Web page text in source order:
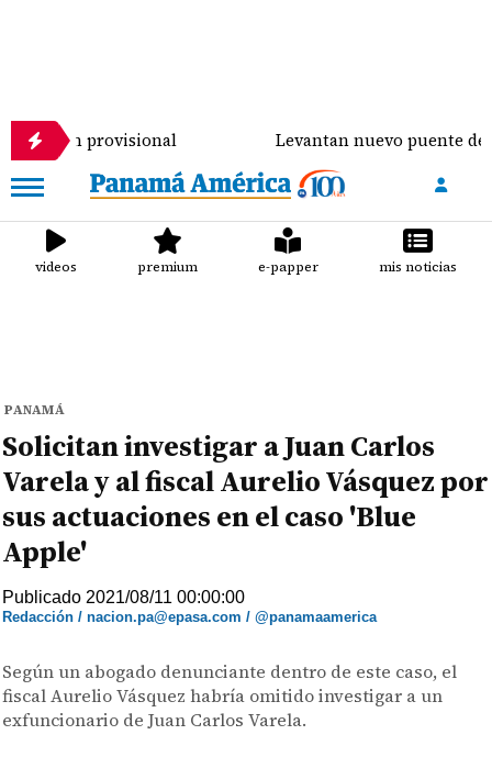
Levantan nuevo puente de $900 mil
videos premium e-papper mis noticias
PANAMÁ
Solicitan investigar a Juan Carlos
Varela y al fiscal Aurelio Vásquez por
sus actuaciones en el caso 'Blue
Apple'
Publicado 2021/08/11 00:00:00
Redacción / nacion.pa@epasa.com / @panamaamerica
Según un abogado denunciante dentro de este caso, el
fiscal Aurelio Vásquez habría omitido investigar a un
exfuncionario de Juan Carlos Varela.